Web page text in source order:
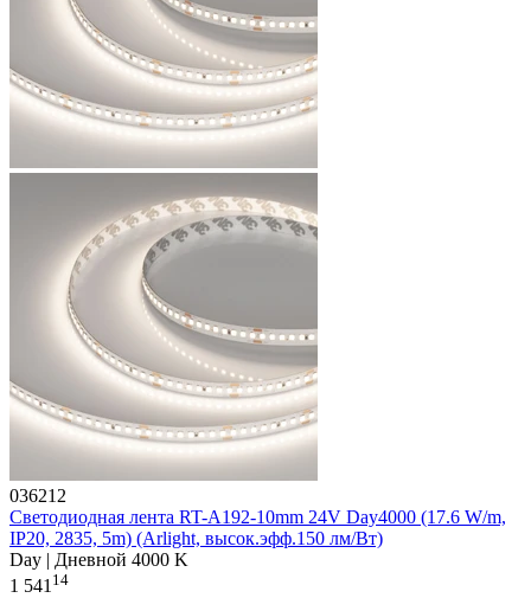
036212
Светодиодная лента RT-A192-10mm 24V Day4000 (17.6 W/m,
IP20, 2835, 5m) (Arlight, высок.эфф.150 лм/Вт)
Day | Дневной 4000 K
1 54114